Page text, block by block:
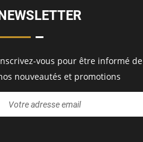
vous pour être informé de
nouveautés et promotions